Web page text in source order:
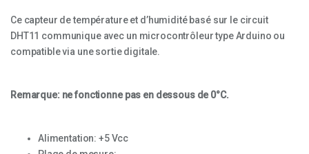
Ce capteur de température et d’humidité basé sur le circuit
DHT11 communique avec un microcontrôleur type Arduino ou
compatible via une sortie digitale.
Remarque: ne fonctionne pas en dessous de 0°C.
Alimentation: +5 Vcc